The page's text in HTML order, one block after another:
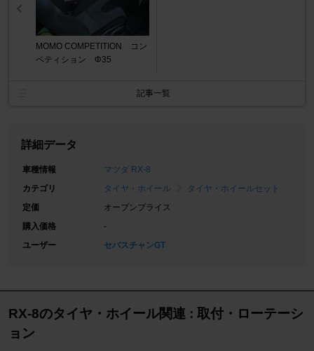
MOMO COMPETITION コン
ペティション Φ35
記事一覧
詳細データ
車種情報
マツダ RX-8
カテゴリ
タイヤ・ホイール
タイヤ・ホイールセット
定価
オープンプライス
購入価格
-
ユーザー
セバスチャンGT
RX-8のタイヤ・ホイール関連 : 取付・ローテーシ
ョン